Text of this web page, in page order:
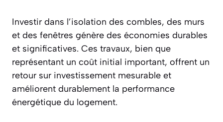
Investir dans l’isolation des combles, des murs
et des fenêtres génère des économies durables
et significatives. Ces travaux, bien que
représentant un coût initial important, offrent un
retour sur investissement mesurable et
améliorent durablement la performance
énergétique du logement.